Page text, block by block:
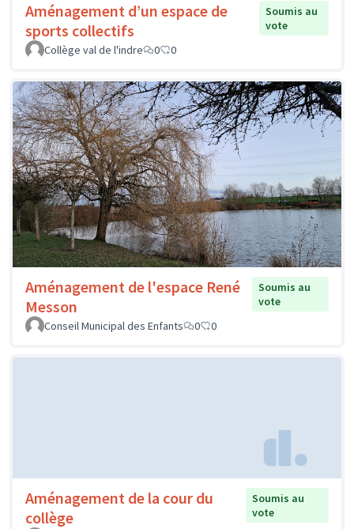
Aménagement d’un espace de
sports collectifs
Soumis au
vote
Collège val de l'indre
0 0
Aménagement de l'espace René
Messon
Soumis au
vote
Conseil Municipal des Enfants
0 0
Aménagement de la cour du
collège
Soumis au
vote